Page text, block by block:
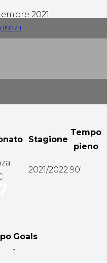
2021
Stagione
Tempo
pieno
2021/2022 90'
Goals
1